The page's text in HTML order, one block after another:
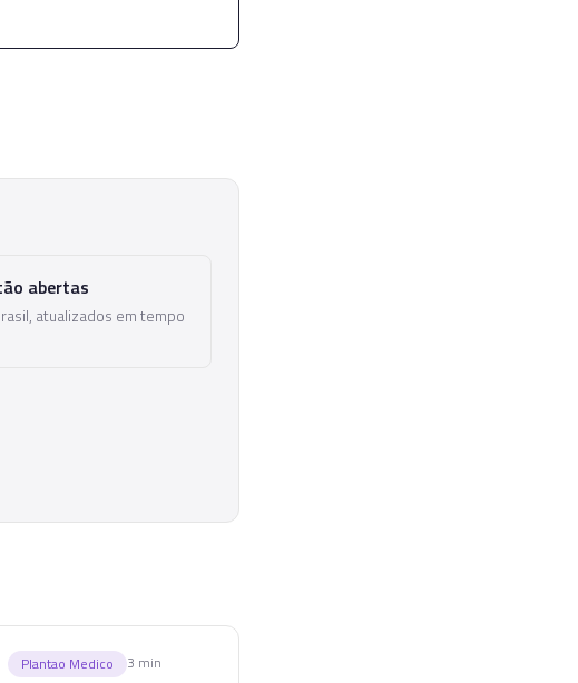
abertas
atualizados em tempo
Plantao Medico 3 min